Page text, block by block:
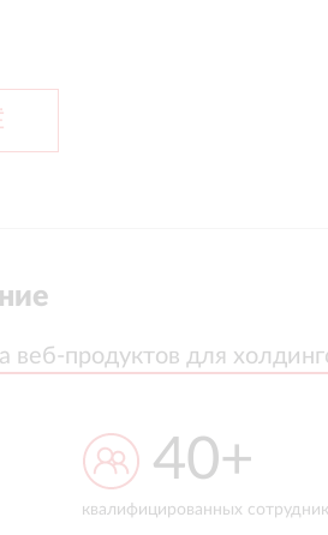
веб-продуктов для
веб-продуктов для
40+
квалифицированных сотрудников